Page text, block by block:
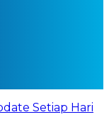
Setiap Hari